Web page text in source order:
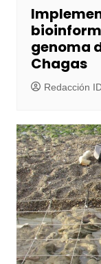
genoma
Chagas
Redacción